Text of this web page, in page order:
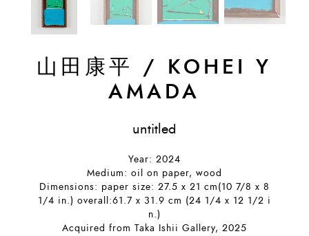
山田康平 /
KOHEI Y
AMADA
untitled
Year: 2024
Medium: oil on paper, wood
Dimensions: paper size: 27.5 x 21 cm(10 7/8 x 8
1/4 in.) overall:61.7 x 31.9 cm (24 1/4 x 12 1/2 i
n.)
Acquired from Taka Ishii Gallery, 2025